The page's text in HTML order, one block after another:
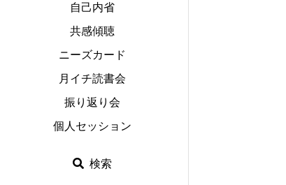
自己内省
共感傾聴
ニーズカード
月イチ読書会
振り返り会
個人セッション
検索